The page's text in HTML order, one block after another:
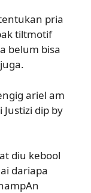
pria
tiltmotif
belum bisa
ariel am
dip by
diu kebool
dariapa